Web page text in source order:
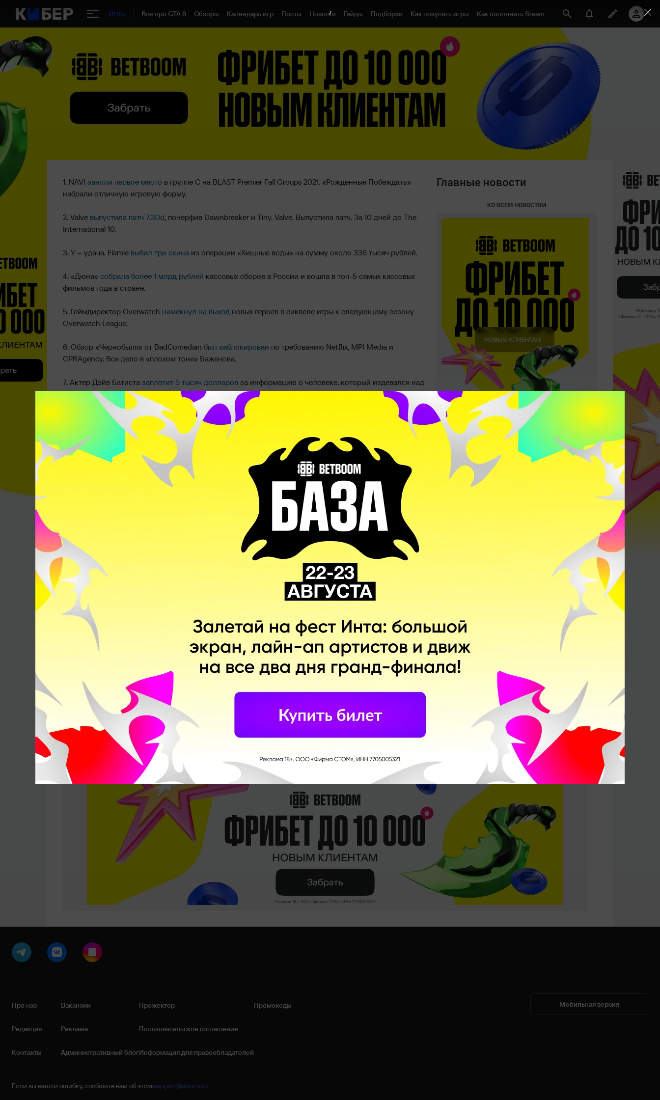
Игры Все про GTA 6 Обзоры Календарь игр Посты Новости Гайды Подборки Как покупать игры Как пополнить Steam
1. NAVI заняли первое место в группе C на BLAST Premier Fall Groups 2021. «Рожденные Побеждать»
набрали отличную игровую форму.
2. Valve выпустила патч 7.30d, понерфив Dawnbreaker и Tiny. Valve. Выпустила патч. За 10 дней до The
International 10.
3. У – удача. Flamie выбил три скина из операции «Хищные воды» на сумму около 336 тысяч рублей.
4. «Дюна» собрала более 1 млрд рублей кассовых сборов в России и вошла в топ-5 самых кассовых
фильмов года в стране.
5. Геймдиректор Overwatch намекнул на выход новых героев в сиквеле игры к следующему сезону
Overwatch League.
6. Обзор «Чернобыля» от BadComedian был заблокирован по требованию Netflix, MPI Media и
CPRAgency. Все дело в «плохом тоне» Баженова.
7. Актер Дэйв Батиста заплатит 5 тысяч долларов за информацию о человеке, который издевался над
щенком.
сыграл за NAVI Junior на Gjirafa50 Masters League – клуб дважды уступил в овертаймах.
Материал дня: 6 архетипов про-дотеров, которых мы так любим (и ненавидим)
Опубликовал:Артём Васильченко
Актуальные С диалогами
Проверь себя на внимательность и забирай приз!
ПРОВЕРИТЬ
Читайте новости Игр в любимой соцсети
Рекомендуем
Последние новости
Главные новости
КО ВСЕМ НОВОСТЯМ
Про нас
Редакция
Контакты
Вакансии
Реклама
Административный блог
Прожектор
Пользовательское соглашение
Информация для правообладателей
Промокоды Мобильная версия
Если вы нашли ошибку, сообщите нам об этом:support@sports.ru
6